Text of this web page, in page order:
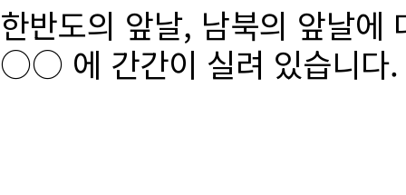
한반도의 앞날, 남북의 앞날에
○○ 에 간간이 실려 있습니다.